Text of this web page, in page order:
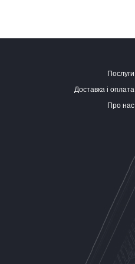
Послуги
Доставка і оплата
Про нас